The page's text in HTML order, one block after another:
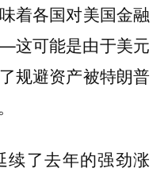
着各国对美国金融
这可能是由于美元
规避资产被特朗普
续了去年的强劲涨